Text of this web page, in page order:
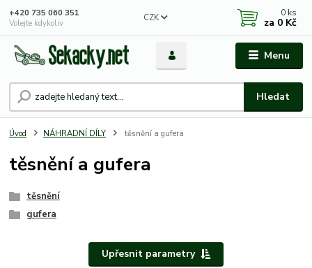
Menu
CZK
Hledat
+420 735 060 351
Volejte kdykoliv
0 ks
za 0 Kč
Úvod NÁHRADNÍ DÍLY těsnění a gufera
těsnění a gufera
těsnění
gufera
Upřesnit parametry